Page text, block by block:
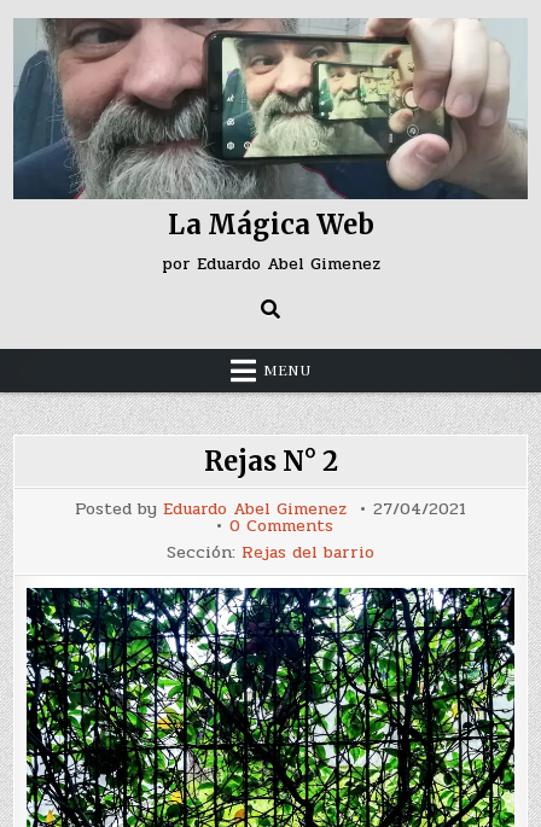
Skip
content
La Mágica Web
por Eduardo Abel Gimenez
MENU
Rejas N° 2
Posted by Eduardo Abel Gimenez 27/04/2021
0 Commentson
Rejas
N°
2
Sección: Rejas del barrio